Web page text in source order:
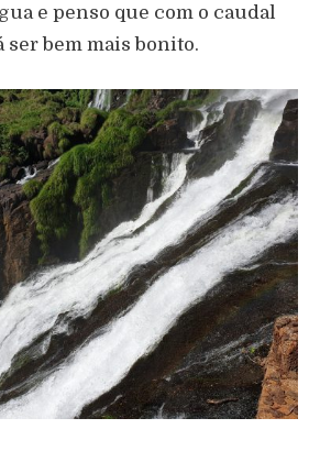
e penso que com o caudal
ser bem mais bonito.